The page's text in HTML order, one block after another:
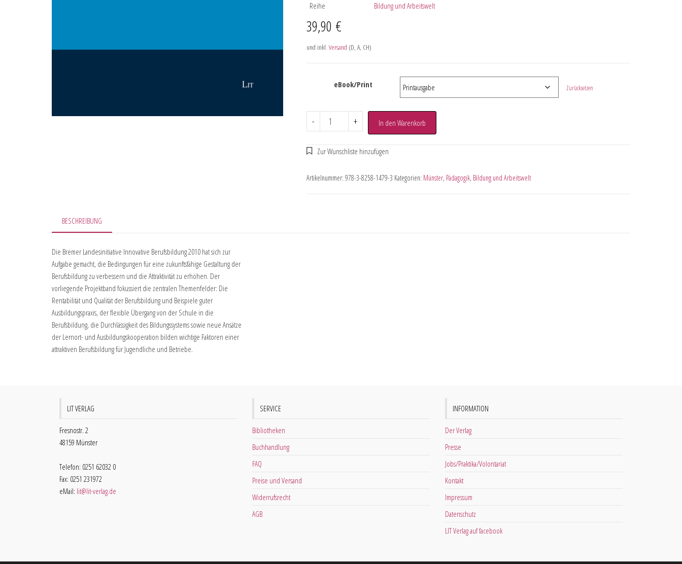
Reihe
Bildung und Arbeitswelt
39,90 €
und inkl. Versand (D, A, CH)
eBook/Print Zurücksetzen
- + In den Warenkorb
Artikelnummer: 978-3-8258-1479-3 Kategorien: Münster, Pädagogik, Bildung und Arbeitswelt
BESCHREIBUNG
Die Bremer Landesinitiative Innovative Berufsbildung 2010 hat sich zur
Aufgabe gemacht, die Bedingungen für eine zukunftsfähige Gestaltung der
Berufsbildung zu verbessern und die Attraktivität zu erhöhen. Der
vorliegende Projektband fokussiert die zentralen Themenfelder: Die
Rentabilität und Qualität der Berufsbildung und Beispiele guter
Ausbildungspraxis, der flexible Übergang von der Schule in die
Berufsbildung, die Durchlässigkeit des Bildungssystems sowie neue Ansätze
der Lernort- und Ausbildungskooperation bilden wichtige Faktoren einer
attraktiven Berufsbildung für Jugendliche und Betriebe.
LIT VERLAG
Fresnostr. 2
48159 Münster
Telefon: 0251 62032 0
Fax: 0251 231972
eMail: lit@lit-verlag.de
SERVICE
Bibliotheken
Buchhandlung
FAQ
Preise und Versand
Widerrufsrecht
AGB
INFORMATION
Der Verlag
Presse
Jobs/Praktika/Volontariat
Kontakt
Impressum
Datenschutz
LIT Verlag auf facebook